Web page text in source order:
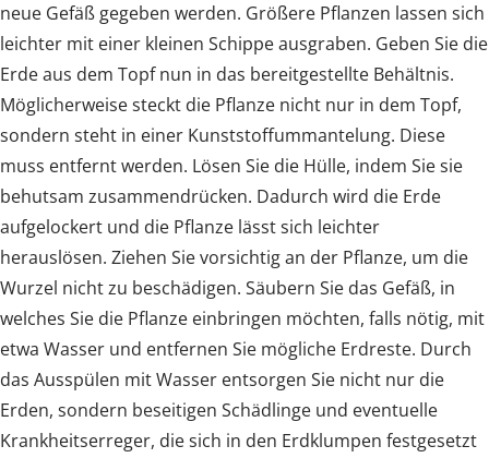
neue Gefäß gegeben werden. Größere Pflanzen lassen sich
leichter mit einer kleinen Schippe ausgraben. Geben Sie die
Erde aus dem Topf nun in das bereitgestellte Behältnis.
Möglicherweise steckt die Pflanze nicht nur in dem Topf,
sondern steht in einer Kunststoffummantelung. Diese
muss entfernt werden. Lösen Sie die Hülle, indem Sie sie
behutsam zusammendrücken. Dadurch wird die Erde
aufgelockert und die Pflanze lässt sich leichter
herauslösen. Ziehen Sie vorsichtig an der Pflanze, um die
Wurzel nicht zu beschädigen. Säubern Sie das Gefäß, in
welches Sie die Pflanze einbringen möchten, falls nötig, mit
etwa Wasser und entfernen Sie mögliche Erdreste. Durch
das Ausspülen mit Wasser entsorgen Sie nicht nur die
Erden, sondern beseitigen Schädlinge und eventuelle
Krankheitserreger, die sich in den Erdklumpen festgesetzt